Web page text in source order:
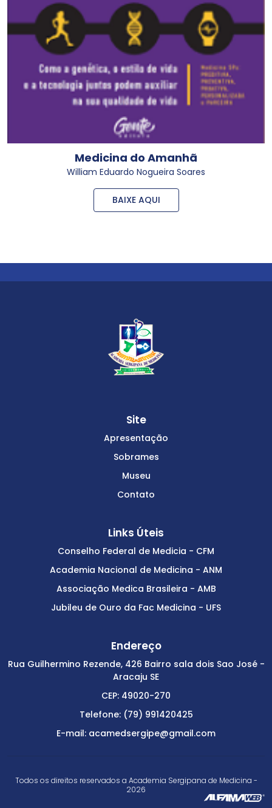
Medicina do Amanhã
William Eduardo Nogueira Soares
BAIXE AQUI
Site
Apresentação
Sobrames
Museu
Contato
Links Úteis
Conselho Federal de Medicia - CFM
Academia Nacional de Medicina - ANM
Associação Medica Brasileira - AMB
Jubileu de Ouro da Fac Medicina - UFS
Endereço
Rua Guilhermino Rezende, 426 Bairro sala dois Sao José -
Aracaju SE
CEP: 49020-270
Telefone: (79) 991420425
E-mail: acamedsergipe@gmail.com
Todos os direitos reservados a Academia Sergipana de Medicina -
2026